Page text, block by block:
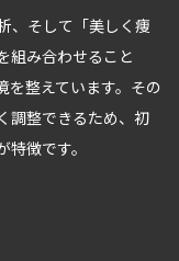
、そして「美しく痩
組み合わせること
を整えています。その
調整できるため、初
徴です。